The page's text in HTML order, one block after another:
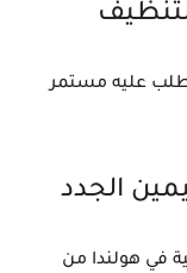
عليه مستمر
الجدد
في هولندا من